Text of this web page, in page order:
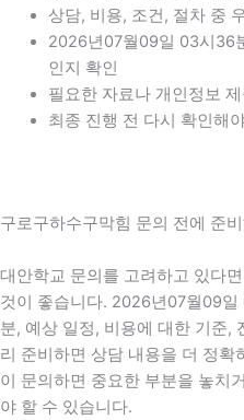
상담, 비용, 조건, 절차 중
2026년07월09일 03시36
인지 확인
필요한 자료나 개인정보
최종 진행 전 다시 확인해
구로구하수구막힘 문의 전에 준
대안학교 문의를 고려하고 있다
것이 좋습니다. 2026년07월09
분, 예상 일정, 비용에 대한 기준,
리 준비하면 상담 내용을 더 정확
이 문의하면 중요한 부분을 놓치
야 할 수 있습니다.